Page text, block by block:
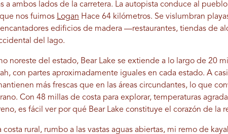
a ambos lados de la carretera. La autopista conduce al
nos fuimos Logan Hace 64 kilómetros. Se vislumbran
edificios de madera —restaurantes, tiendas de
del lago.
noreste del estado, Bear Lake se extiende a lo largo de 20
con partes aproximadamente iguales en cada estado. A
más frescas que en las áreas circundantes, lo que
Con 48 millas de costa para explorar, temperaturas
es fácil ver por qué Bear Lake constituye el corazón de la
rural, rumbo a las vastas aguas abiertas, mi remo de